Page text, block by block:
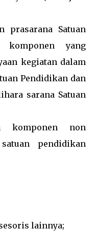
prasarana Satuan
komponen yang
kegiatan dalam
Pendidikan dan
sarana Satuan
komponen non
pendidikan
lainnya;